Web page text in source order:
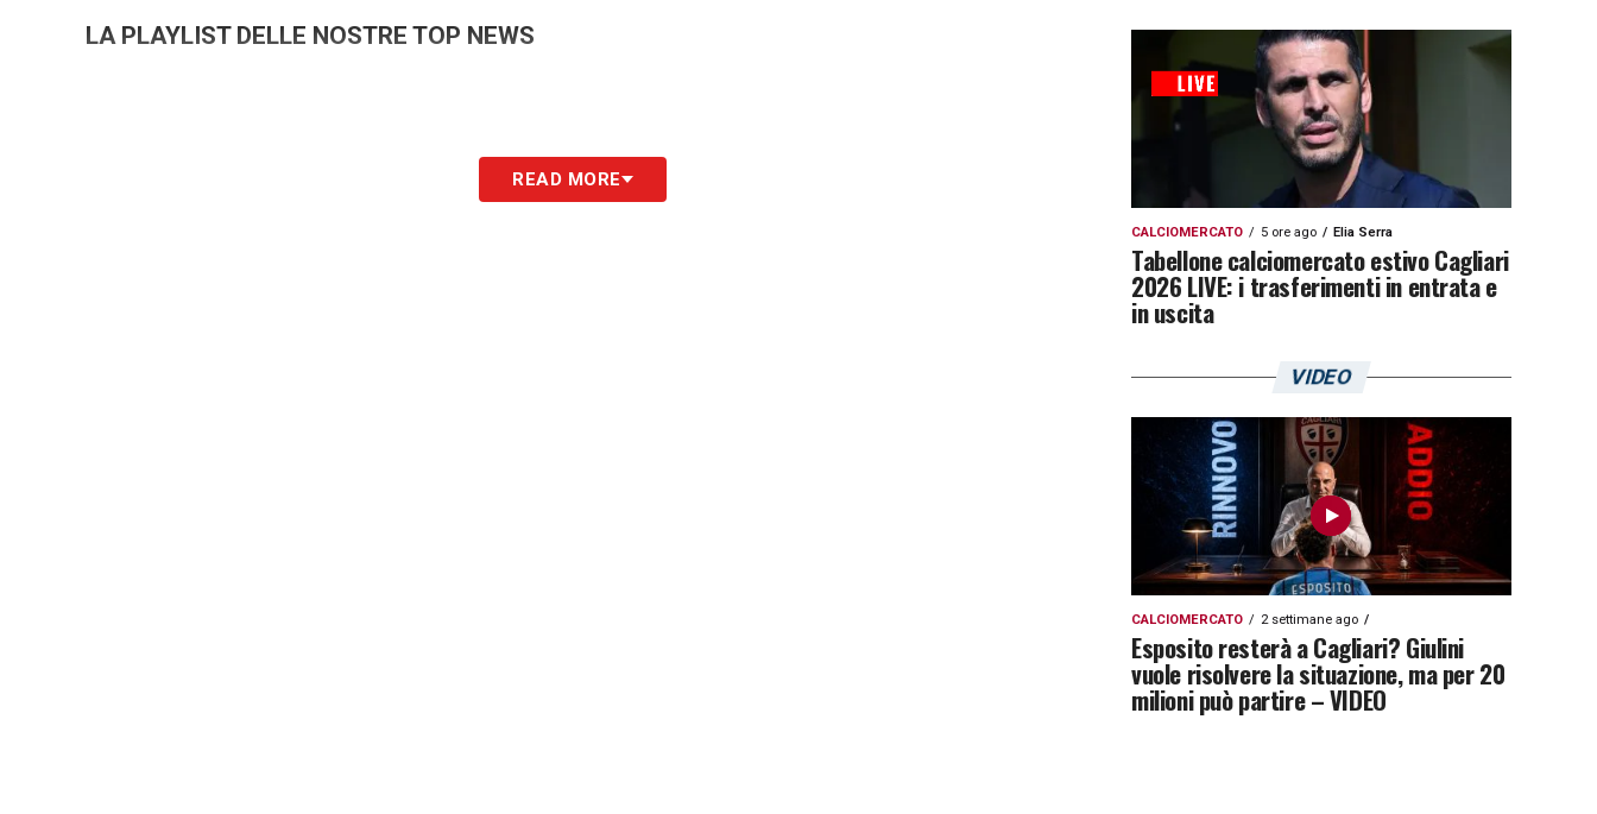
LA PLAYLIST DELLE NOSTRE TOP NEWS
READ MORE
CALCIOMERCATO 5 ore ago Elia Serra
Tabellone calciomercato estivo Cagliari
2026 LIVE: i trasferimenti in entrata e
in uscita
VIDEO
CALCIOMERCATO 2 settimane ago
Esposito resterà a Cagliari? Giulini
vuole risolvere la situazione, ma per 20
milioni può partire – VIDEO